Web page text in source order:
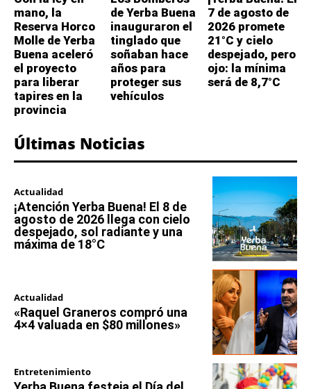
mano, la
Reserva Horco
Molle de Yerba
Buena aceleró
el proyecto
para liberar
tapires en la
provincia
de Yerba Buena
inauguraron el
tinglado que
soñaban hace
años para
proteger sus
vehículos
7 de agosto de
2026 promete
21°C y cielo
despejado, pero
ojo: la mínima
será de 8,7°C
Últimas Noticias
Actualidad
¡Atención Yerba Buena! El 8 de
agosto de 2026 llega con cielo
despejado, sol radiante y una
máxima de 18°C
Actualidad
«Raquel Graneros compró una
4×4 valuada en $80 millones»
Entretenimiento